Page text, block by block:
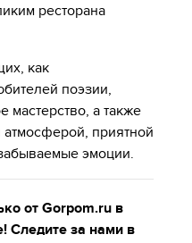
ресторана
как
поэзии,
мастерство, а также
атмосферой, приятной
эмоции.
от Gorpom.ru в
Следите за нами в